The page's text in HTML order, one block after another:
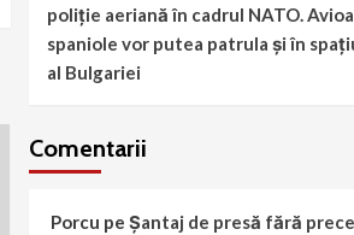
poliție aeriană în cadrul NATO.
spaniole vor putea patrula și în
al Bulgariei
Comentarii
Porcu pe Șantaj de presă fără